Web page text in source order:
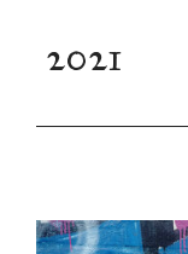
2021